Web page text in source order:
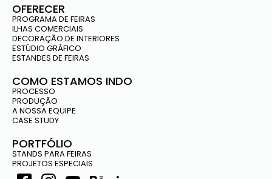
OFERECER
PROGRAMA DE FEIRAS
ILHAS COMERCIAIS
DECORAÇÃO DE INTERIORES
ESTÚDIO GRÁFICO
ESTANDES DE FEIRAS
COMO ESTAMOS INDO
PROCESSO
PRODUÇÃO
A NOSSA EQUIPE
CASE STUDY
PORTFÓLIO
STANDS PARA FEIRAS
PROJETOS ESPECIAIS